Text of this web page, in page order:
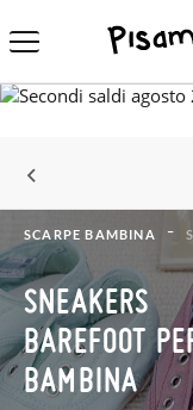
SCARPE BAMBINA
SNEAKERS
BAREFOOT
BAMBINA